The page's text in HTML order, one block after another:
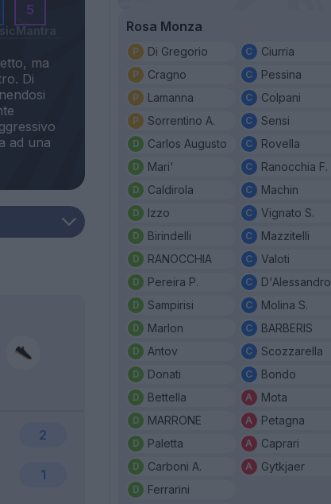
5
Mantra
ma
Di
ad una
2
1
Rosa Monza
Di Gregorio
Cragno
Lamanna
Sorrentino A.
Carlos Augusto
Mari'
Caldirola
Izzo
Birindelli
RANOCCHIA
Pereira P.
Sampirisi
Marlon
Antov
Donati
Bettella
MARRONE
Paletta
Carboni A.
Ferrarini
Ciurria
Pessina
Colpani
Sensi
Rovella
Ranocchia F.
Machin
Vignato S.
Mazzitelli
Valoti
D'Alessandro
Molina S.
BARBERIS
Scozzarella
Bondo
Mota
Petagna
Caprari
Gytkjaer